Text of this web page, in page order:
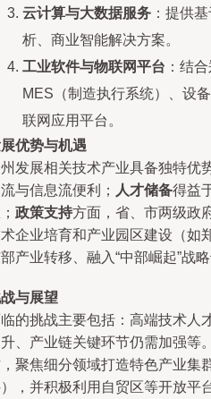
云计算与大数据服务 ：提供
析、商业智能解决方案。
工业软件与物联网平台 ：结
MES（制造执行系统）、设
联网应用平台。
优势与机遇
发展相关技术产业具备独特优
与信息流便利； 人才储备得益
政策支持方面，省、市两级政
企业培育和产业园区建设（如
产业转移、融入“中部崛起”战
与展望
的挑战主要包括：高端技术人
、产业链关键环节仍需加强等
聚焦细分领域打造特色产业集
，并积极利用自贸区等开放平